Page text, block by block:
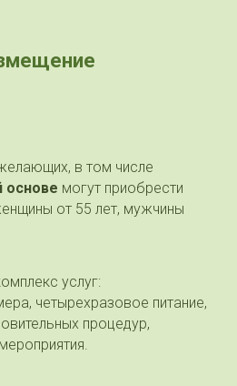
в том числе
основе могут приобрести
от 55 лет, мужчины
услуг:
четырехразовое питание,
процедур,